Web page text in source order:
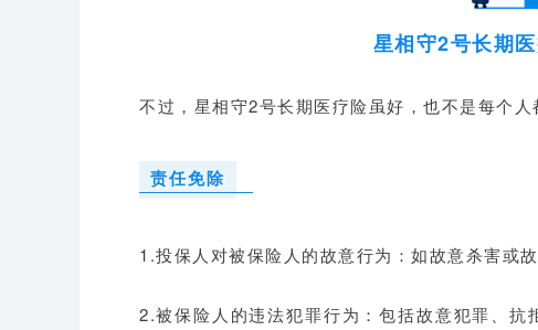
星相守2号长期
不过，星相守2号长期医疗险虽好，也不是每个人
责任免除
1.投保人对被保险人的故意行为：如故意杀害或故
2.被保险人的违法犯罪行为：包括故意犯罪、